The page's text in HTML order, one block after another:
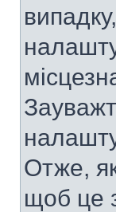
Отже,
щоб це